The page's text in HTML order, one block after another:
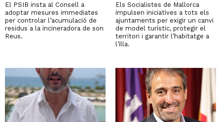
El PSIB insta al Consell a
adoptar mesures immediates
per controlar l’acumulació de
residus a la incineradora de son
Reus.
Els Socialistes de Mallorca
impulsen iniciatives a tots els
ajuntaments per exigir un canvi
de model turístic, protegir el
territori i garantir l’habitatge a
l’illa.